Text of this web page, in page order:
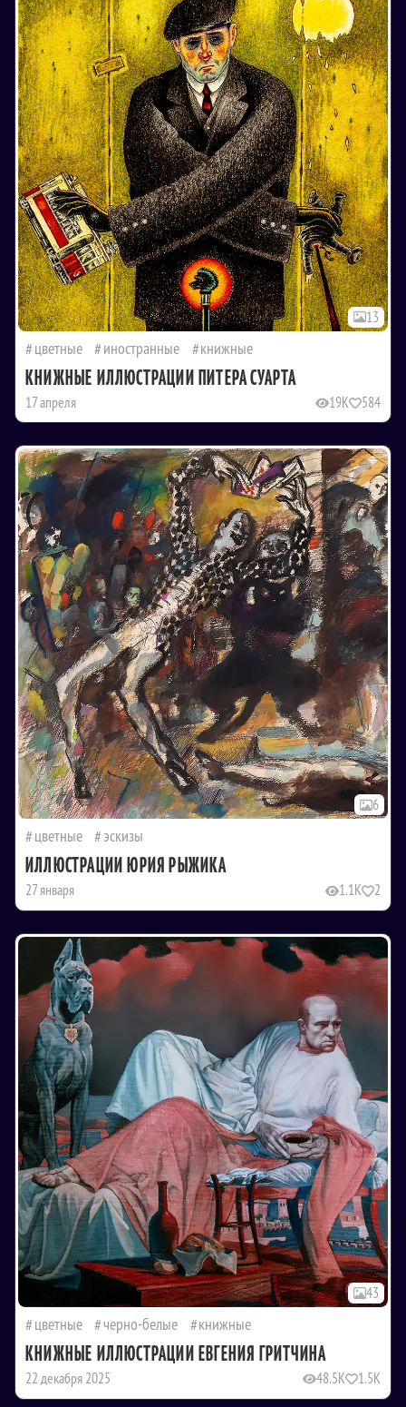
13
цветные иностранные книжные
КНИЖНЫЕ ИЛЛЮСТРАЦИИ ПИТЕРА СУАРТА
17 апреля 19K 584
6
цветные эскизы
ИЛЛЮСТРАЦИИ ЮРИЯ РЫЖИКА
27 января 1.1K 2
43
цветные черно-белые книжные
КНИЖНЫЕ ИЛЛЮСТРАЦИИ ЕВГЕНИЯ ГРИТЧИНА
22 декабря 2025 48.5K 1.5K